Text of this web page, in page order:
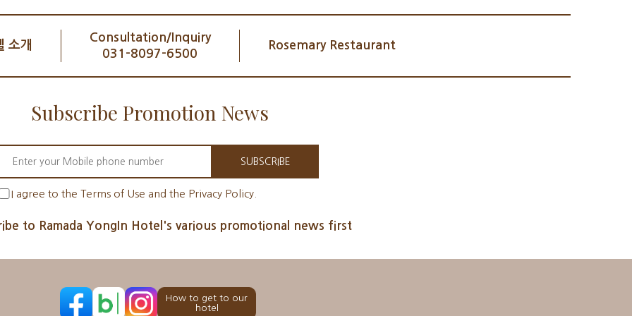
소개
Consultation/Inquiry
031-8097-6500
Rosemary Restaurant
Subscribe Promotion News
SUBSCRIBE
I agree to the Terms of Use and the Privacy Policy.
to Ramada YongIn Hotel's various promotional news first
How to get to our
hotel